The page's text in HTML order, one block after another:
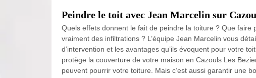
Peindre le toit avec Jean Marcelin sur
Quels effets donnent le fait de peindre la toiture ? Que
vraiment des infiltrations ? L’équipe Jean Marcelin vous
d’intervention et les avantages qu’ils évoquent pour votre
protège la couverture de votre maison en Cazouls Les
peuvent pourrir votre toiture. Mais c’est aussi garantir une